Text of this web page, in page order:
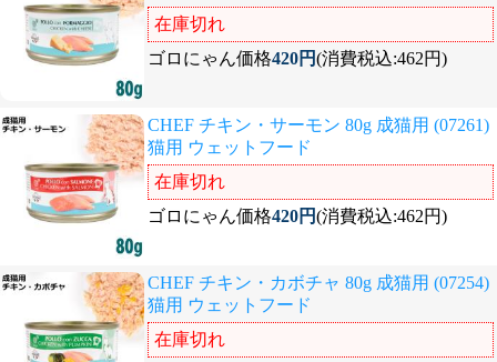
在庫切れ
ゴロにゃん価格420円(消費税込:462円)
CHEF チキン・サーモン 80g 成猫用 (07261)
猫用 ウェットフード
在庫切れ
ゴロにゃん価格420円(消費税込:462円)
CHEF チキン・カボチャ 80g 成猫用 (07254)
猫用 ウェットフード
在庫切れ